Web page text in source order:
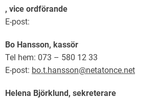
, vice ordförande
E-post:
Bo Hansson, kassör
Tel hem: 073 – 580 12 33
E-post: bo.t.hansson@netatonce.net
Helena Björklund, sekreterare